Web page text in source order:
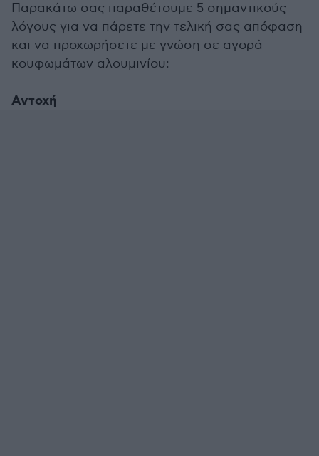
Παρακάτω σας παραθέτουμε 5 σημαντικούς
λόγους για να πάρετε την τελική σας απόφαση
και να προχωρήσετε με γνώση σε αγορά
κουφωμάτων αλουμινίου:
Αντοχή